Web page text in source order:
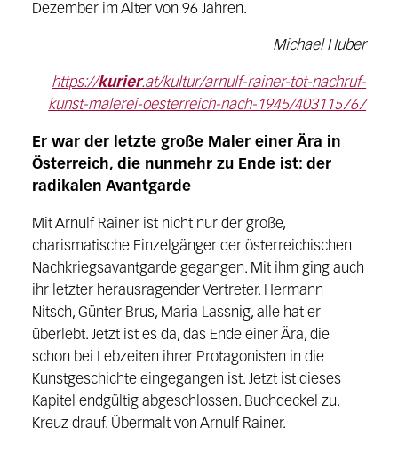
Dezember im Alter von 96 Jahren.
Michael Huber
https://kurier.at/kultur/arnulf-rainer-tot-nachruf-
kunst-malerei-oesterreich-nach-1945/403115767
Er war der letzte große Maler einer Ära in
Österreich, die nunmehr zu Ende ist: der
radikalen Avantgarde
Mit Arnulf Rainer ist nicht nur der große,
charismatische Einzelgänger der österreichischen
Nachkriegsavantgarde gegangen. Mit ihm ging auch
ihr letzter herausragender Vertreter. Hermann
Nitsch, Günter Brus, Maria Lassnig, alle hat er
überlebt. Jetzt ist es da, das Ende einer Ära, die
schon bei Lebzeiten ihrer Protagonisten in die
Kunstgeschichte eingegangen ist. Jetzt ist dieses
Kapitel endgültig abgeschlossen. Buchdeckel zu.
Kreuz drauf. Übermalt von Arnulf Rainer.